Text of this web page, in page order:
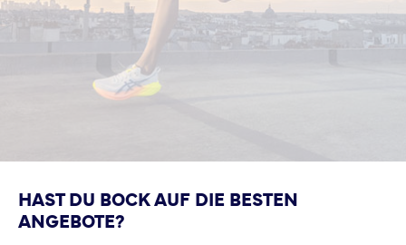
HAST DU BOCK AUF DIE BESTEN
ANGEBOTE?